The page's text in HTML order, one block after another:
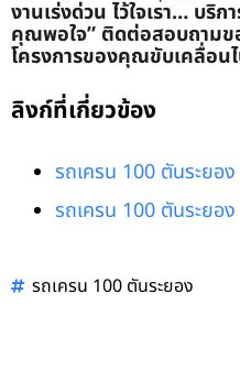
งานเร่งด่วน ไว้ใจเรา… บริ
คุณพอใจ” ติดต่อสอบถามข
โครงการของคุณขับเคลื่อน
ลิงก์ที่เกี่ยวข้อง
รถเครน 100 ตันระยอง
รถเครน 100 ตันระยอง
รถเครน 100 ตันระยอง